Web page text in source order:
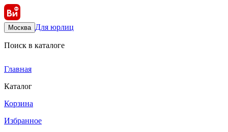
Москва Для юрлиц
Поиск в каталоге
Главная
Каталог
Корзина
Избранное